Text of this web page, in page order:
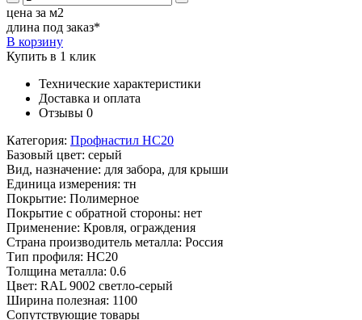
цена за м2
длина под заказ*
В корзину
Купить в 1 клик
Технические характеристики
Доставка и оплата
Отзывы 0
Категория: Профнастил НС20
Базовый цвет: серый
Вид, назначение: для забора, для крыши
Единица измерения: тн
Покрытие: Полимерное
Покрытие с обратной стороны: нет
Применение: Кровля, ограждения
Страна производитель металла: Россия
Тип профиля: НС20
Толщина металла: 0.6
Цвет: RAL 9002 светло-серый
Ширина полезная: 1100
Сопутствующие товары